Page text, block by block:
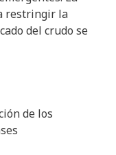
restringir la
del crudo se
de los